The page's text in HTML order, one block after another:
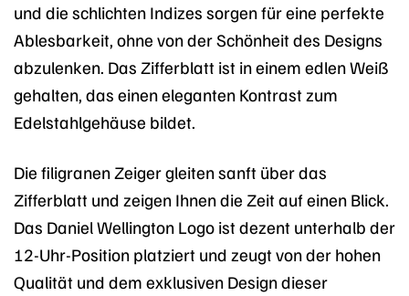
und die schlichten Indizes sorgen für eine perfekte
Ablesbarkeit, ohne von der Schönheit des Designs
abzulenken. Das Zifferblatt ist in einem edlen Weiß
gehalten, das einen eleganten Kontrast zum
Edelstahlgehäuse bildet.
Die filigranen Zeiger gleiten sanft über das
Zifferblatt und zeigen Ihnen die Zeit auf einen Blick.
Das Daniel Wellington Logo ist dezent unterhalb der
12-Uhr-Position platziert und zeugt von der hohen
Qualität und dem exklusiven Design dieser